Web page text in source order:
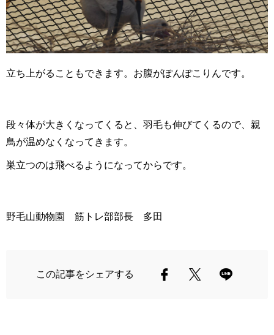
立ち上がることもできます。お腹がぽんぽこりんです。
段々体が大きくなってくると、羽毛も伸びてくるので、親
鳥が温めなくなってきます。
巣立つのは飛べるようになってからです。
野毛山動物園 筋トレ部部長 多田
この記事をシェアする